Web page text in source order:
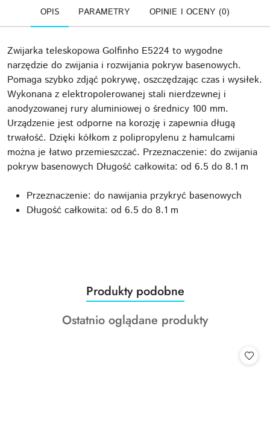
OPIS PARAMETRY OPINIE I OCENY (0)
Zwijarka teleskopowa Golfinho E5224 to wygodne
narzędzie do zwijania i rozwijania pokryw basenowych.
Pomaga szybko zdjąć pokrywę, oszczędzając czas i wysiłek.
Wykonana z elektropolerowanej stali nierdzewnej i
anodyzowanej rury aluminiowej o średnicy 100 mm.
Urządzenie jest odporne na korozję i zapewnia długą
trwałość. Dzięki kółkom z polipropylenu z hamulcami
można je łatwo przemieszczać. Przeznaczenie: do zwijania
pokryw basenowych Długość całkowita: od 6.5 do 8.1 m
Przeznaczenie: do nawijania przykryć basenowych
Długość całkowita: od 6.5 do 8.1 m
Pomiń karuzelę produktów
Produkty
o
statusie:
Produkty podobne
Produkty
Ostatnio oglądane produkty